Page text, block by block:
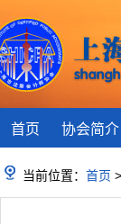
首页 协会简介
当前位置： 首页